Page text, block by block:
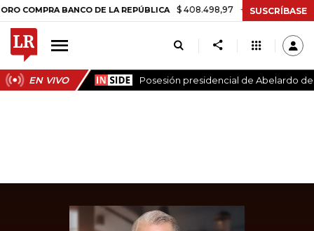
BANCO DE LA REPÚBLICA $ 408.498,97 +$ 8.753,81 +2,19%
SUSCRÍBASE
EN VIVO Posesión presidencial de Abelardo de